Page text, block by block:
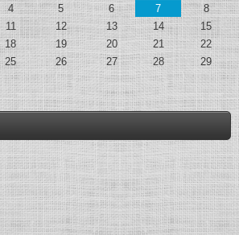
4 5 6 7
8
11 12 13 14
15
18 19 20 21
22
25 26 27 28
29